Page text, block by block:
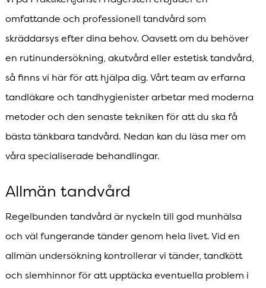
omfattande och professionell tandvård som
skräddarsys efter dina behov. Oavsett om du behöver
en rutinundersökning, akutvård eller estetisk tandvård,
så finns vi här för att hjälpa dig. Vårt team av erfarna
tandläkare och tandhygienister arbetar med moderna
metoder och den senaste tekniken för att du ska få
bästa tänkbara tandvård. Nedan kan du läsa mer om
våra specialiserade behandlingar.
Allmän tandvård
Regelbunden tandvård är nyckeln till god munhälsa
och väl fungerande tänder genom hela livet. Vid en
allmän undersökning kontrollerar vi tänder, tandkött
och slemhinnor för att upptäcka eventuella problem i